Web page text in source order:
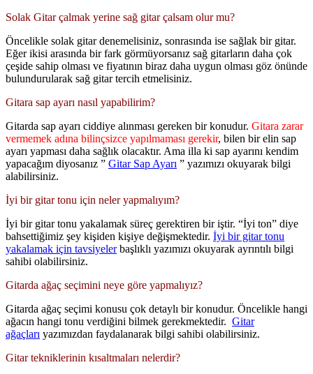
Solak Gitar çalmak yerine sağ gitar çalsam olur mu?
Öncelikle solak gitar denemelisiniz, sonrasında ise sağlak bir gitar.
Eğer ikisi arasında bir fark görmüyorsanız sağ gitarların daha çok
çeşide sahip olması ve fiyatının biraz daha uygun olması göz önünde
bulundurularak sağ gitar tercih etmelisiniz.
Gitara sap ayarı nasıl yapabilirim?
Gitarda sap ayarı ciddiye alınması gereken bir konudur. Gitara zarar
vermemek adına bilinçsizce yapılmaması gerekir, bilen bir elin sap
ayarı yapması daha sağlık olacaktır. Ama illa ki sap ayarını kendim
yapacağım diyosanız ” Gitar Sap Ayarı ” yazımızı okuyarak bilgi
alabilirsiniz.
İyi bir gitar tonu için neler yapmalıyım?
İyi bir gitar tonu yakalamak süreç gerektiren bir iştir. “İyi ton” diye
bahsettiğimiz şey kişiden kişiye değişmektedir. İyi bir gitar tonu
yakalamak için tavsiyelerbaşlıklı yazımızı okuyarak ayrıntılı bilgi
sahibi olabilirsiniz.
Gitarda ağaç seçimini neye göre yapmalıyız?
Gitarda ağaç seçimi konusu çok detaylı bir konudur. Öncelikle hangi
ağacın hangi tonu verdiğini bilmek gerekmektedir. Gitar
ağaçları yazımızdan faydalanarak bilgi sahibi olabilirsiniz.
Gitar tekniklerinin kısaltmaları nelerdir?